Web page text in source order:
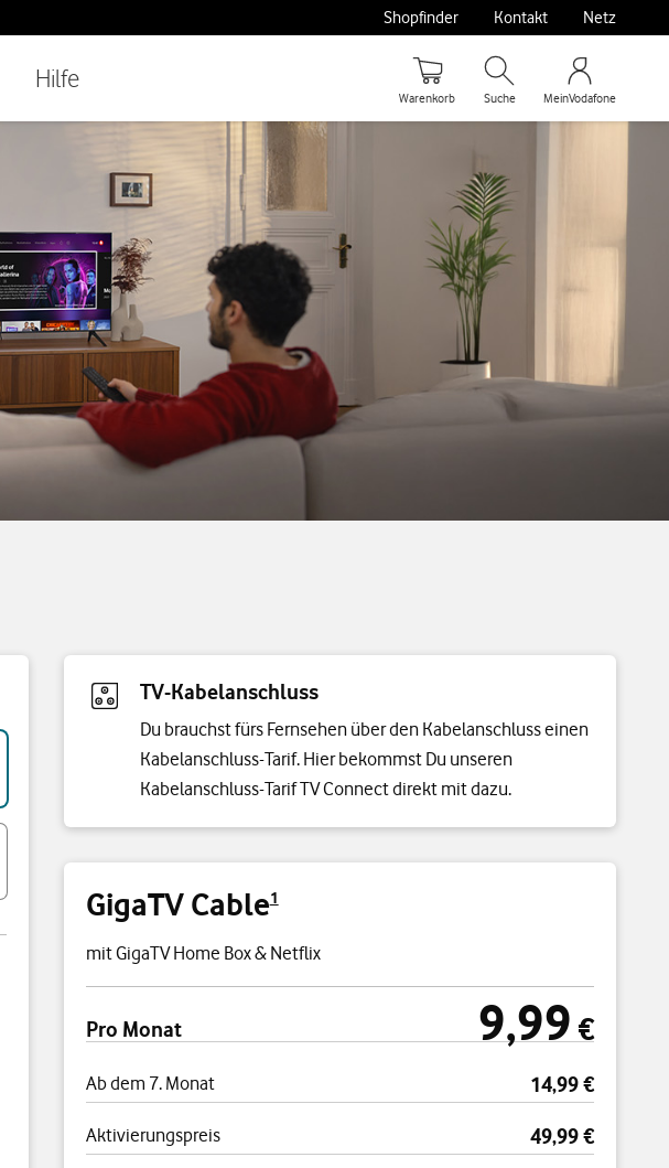
Hilfe
Shopfinder Kontakt Netz
Warenkorb Suche MeinVodafone
TV-Kabelanschluss
Du brauchst fürs Fernsehen über den Kabelanschluss einen
Kabelanschluss-Tarif. Hier bekommst Du unseren
Kabelanschluss-Tarif TV Connect direkt mit dazu.
GigaTV Cable1
mit GigaTV Home Box & Netflix
Preisübersicht
Pro Monat 9,99 €
9,99 €
Ab dem 7. Monat 14,99 €
Aktivierungspreis 49,99 €